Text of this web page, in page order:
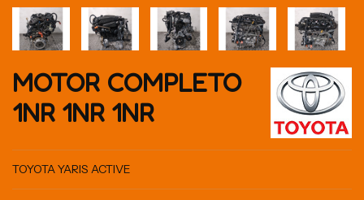
MOTOR COMPLETO
1NR 1NR 1NR
TOYOTA YARIS ACTIVE